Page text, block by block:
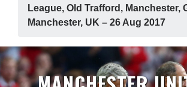
League, Old Trafford, Manchester,
Manchester, UK – 26 Aug 2017